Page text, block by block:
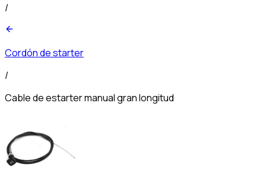
/
Cordón de starter
/
Cable de estarter manual gran longitud